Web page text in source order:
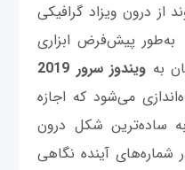
درون ویزاد گرافیکی
پیش‌فرض ابزاری
ویندوز سرور 2019
می‌شود که اجازه
ساده‌ترین شکل درون
آینده نگاهی